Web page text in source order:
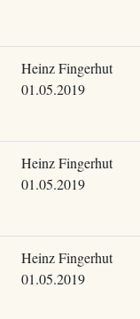
Heinz Fingerhut
01.05.2019
Heinz Fingerhut
01.05.2019
Heinz Fingerhut
01.05.2019